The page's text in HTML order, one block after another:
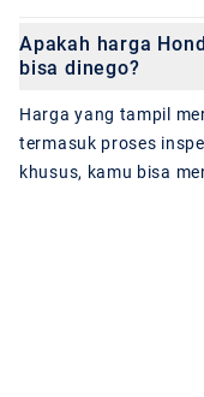
Apakah harga
bisa dinego?
Harga yang tampil
termasuk proses
khusus, kamu bisa